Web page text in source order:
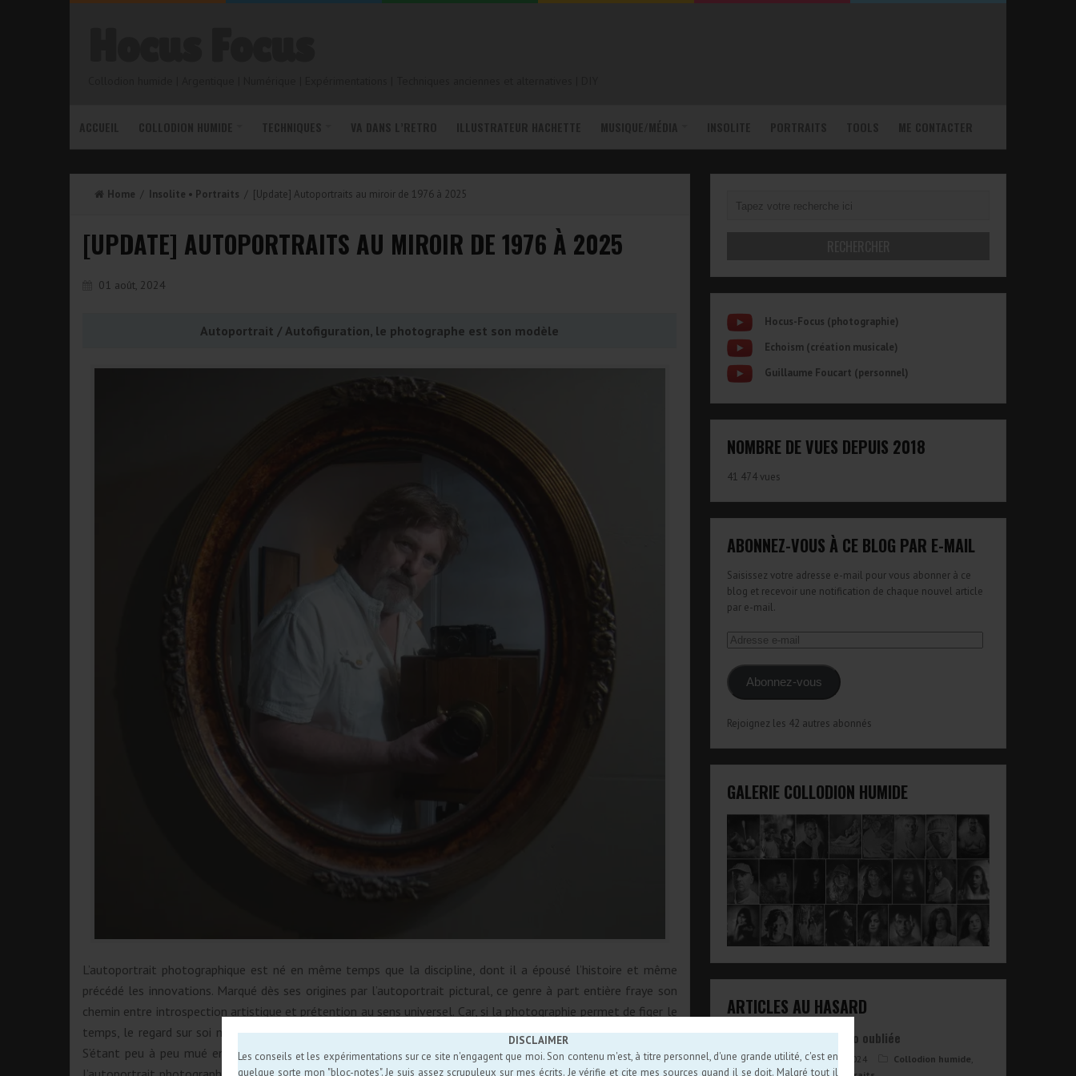
DISCLAIMER
Les conseils et les expérimentations sur ce site n'engagent que moi. Son contenu m'est, à titre personnel, d'une grande utilité, c'est en
quelque sorte mon "bloc-notes". Je suis assez scrupuleux sur mes écrits. Je vérifie et cite mes sources quand il se doit. Malgré tout il
Home / Insolite • Portraits / [Update] Autoportraits au miroir de 1976 à 2025
[UPDATE] AUTOPORTRAITS AU MIROIR DE 1976 À 2025
01 août, 2024
Autoportrait / Autofiguration, le photographe est son modèle
L’autoportrait photographique est né en même temps que la discipline, dont il a épousé l’histoire et même
précédé les innovations. Marqué dès ses origines par l’autoportrait pictural, ce genre à part entière fraye son
chemin entre introspection artistique et prétention au sens universel. Car, si la photographie permet de figer le
temps, le regard sur soi mène immanquablement à s’interroger sur ses propres destin et condition d’homme.
S’étant peu à peu mué en autofiguration ?– l’artiste devenant son propre modèle – au fil du siècle dernier,
Hocus-Focus (photographie)
Echoism (création musicale)
Guillaume Foucart (personnel)
NOMBRE DE VUES DEPUIS 2018
41 474 vues
ABONNEZ-VOUS À CE BLOG PAR E-MAIL
Saisissez votre adresse e-mail pour vous abonner à ce
blog et recevoir une notification de chaque nouvel article
par e-mail.
Adresse
mail
Abonnez-vous
Rejoignez les 42 autres abonnés
GALERIE COLLODION HUMIDE
ARTICLES AU HASARD
Séance photo oubliée
16 février 2024 Collodion humide